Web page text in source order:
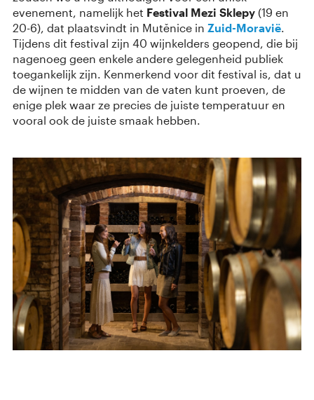
evenement, namelijk het Festival Mezi Sklepy (19 en
20-6), dat plaatsvindt in Mutěnice in Zuid-Moravië.
Tijdens dit festival zijn 40 wijnkelders geopend, die bij
nagenoeg geen enkele andere gelegenheid publiek
toegankelijk zijn. Kenmerkend voor dit festival is, dat u
de wijnen te midden van de vaten kunt proeven, de
enige plek waar ze precies de juiste temperatuur en
vooral ook de juiste smaak hebben.